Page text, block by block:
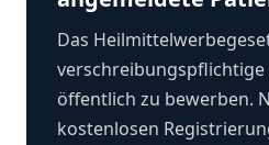
Das
öffentlich zu bewerben.
kostenlosen